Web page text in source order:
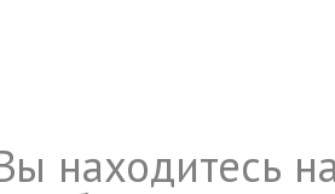
находитесь